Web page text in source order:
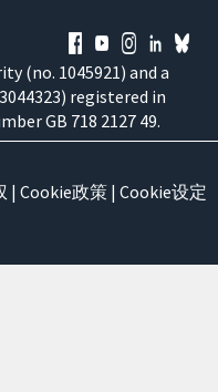
(no. 1045921) and a
registered in
GB 718 2127 49.
| Cookie政策 | Cookie设定